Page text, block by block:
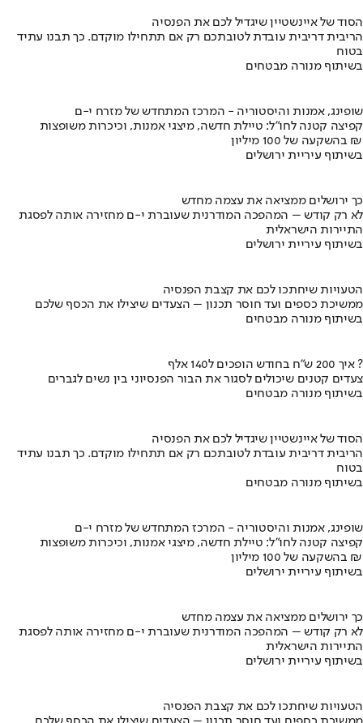
הסוד של איינשטיין שיגדיל לכם את הפנסיה
הריבית דריבית עובדת לטובתכם רק אם תתחילו מוקדם. כך תבנו עתיד
בטוח
בשיתוף מנורה מבטחים
שופינג, אמנות והיסטוריה - המרכז המתחדש של מזרח י-ם
קפיצה קטנה לחו"ל: טיילת חדשה, מיצגי אמנות, וכיכרות משופצות
בהשקעה של 100 מיליון ₪
בשיתוף עיריית ירושלים
כך ירושלים ממציאה את עצמה מחדש
לא רק קודש – המהפכה המודרנית שעוברת י-ם מחזירה אותה לפסגת
התיירות הישראלית
בשיתוף עיריית ירושלים
הטעויות שיחתכו לכם את קצבת הפנסיה
ממשיכת כספים ועד חוסר תכנון – הצעדים שיצילו את הכסף שלכם
בשיתוף מנורה מבטחים
איך 200 ש"ח בחודש הופכים ל140 אלף ?
צעדים קטנים שיכולים לסגור את הבור הפנסיוני בין נשים לגברים
בשיתוף מנורה מבטחים
הסוד של איינשטיין שיגדיל לכם את הפנסיה
הריבית דריבית עובדת לטובתכם רק אם תתחילו מוקדם. כך תבנו עתיד
בטוח
בשיתוף מנורה מבטחים
שופינג, אמנות והיסטוריה - המרכז המתחדש של מזרח י-ם
קפיצה קטנה לחו"ל: טיילת חדשה, מיצגי אמנות, וכיכרות משופצות
בהשקעה של 100 מיליון ₪
בשיתוף עיריית ירושלים
כך ירושלים ממציאה את עצמה מחדש
לא רק קודש – המהפכה המודרנית שעוברת י-ם מחזירה אותה לפסגת
התיירות הישראלית
בשיתוף עיריית ירושלים
הטעויות שיחתכו לכם את קצבת הפנסיה